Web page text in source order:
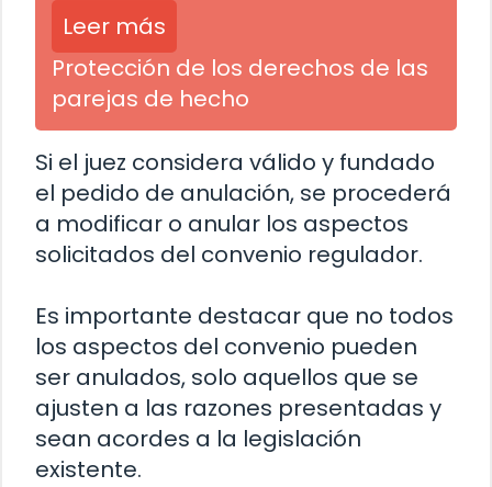
Leer más
Protección de los derechos de las
parejas de hecho
Si el juez considera válido y fundado
el pedido de anulación, se procederá
a modificar o anular los aspectos
solicitados del convenio regulador.
Es importante destacar que no todos
los aspectos del convenio pueden
ser anulados, solo aquellos que se
ajusten a las razones presentadas y
sean acordes a la legislación
existente.